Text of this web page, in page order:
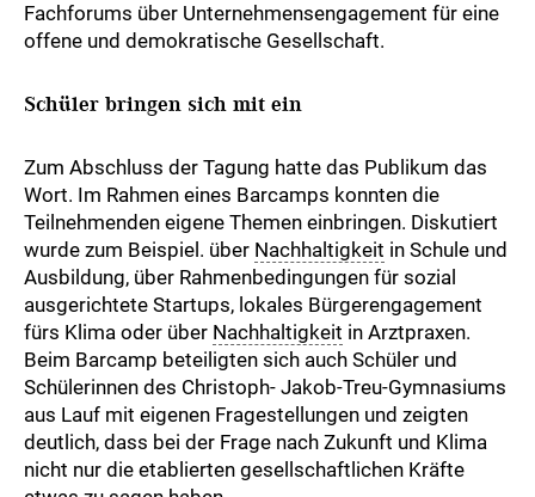
Fachforums über Unternehmensengagement für eine
offene und demokratische Gesellschaft.
Schüler bringen sich mit ein
Zum Abschluss der Tagung hatte das Publikum das
Wort. Im Rahmen eines Barcamps konnten die
Teilnehmenden eigene Themen einbringen. Diskutiert
wurde zum Beispiel. über Nachhaltigkeit in Schule und
Ausbildung, über Rahmenbedingungen für sozial
ausgerichtete Startups, lokales Bürgerengagement
fürs Klima oder über Nachhaltigkeit in Arztpraxen.
Beim Barcamp beteiligten sich auch Schüler und
Schülerinnen des Christoph- Jakob-Treu-Gymnasiums
aus Lauf mit eigenen Fragestellungen und zeigten
deutlich, dass bei der Frage nach Zukunft und Klima
nicht nur die etablierten gesellschaftlichen Kräfte